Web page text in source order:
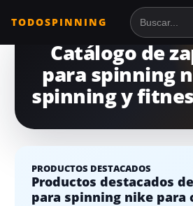
TODOSPINNING Buscar
Catálogo de
para spinning
spinning y
PRODUCTOS DESTACADOS
Productos destacados
para spinning nike para